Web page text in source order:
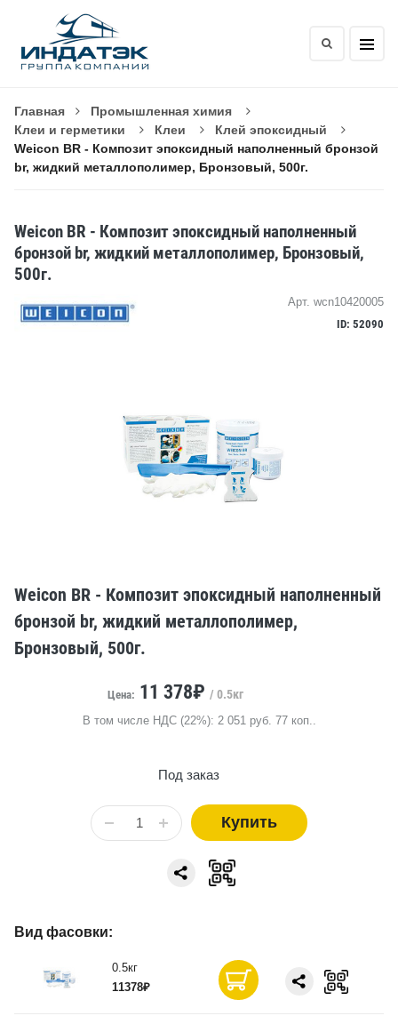
Главная
Промышленная химия
Клеи и герметики
Клеи
Клей эпоксидный
Weicon BR - Композит эпоксидный наполненный бронзой
br, жидкий металлополимер, Бронзовый, 500г.
Weicon BR - Композит эпоксидный наполненный
бронзой br, жидкий металлополимер, Бронзовый,
500г.
Арт. wcn10420005
ID: 52090
Weicon BR - Композит эпоксидный наполненный
бронзой br, жидкий металлополимер,
Бронзовый, 500г.
Цена: 11 378₽/ 0.5кг
В том числе НДС (22%): 2 051 руб. 77 коп..
Под заказ
Купить
Вид фасовки:
0.5кг
11378₽